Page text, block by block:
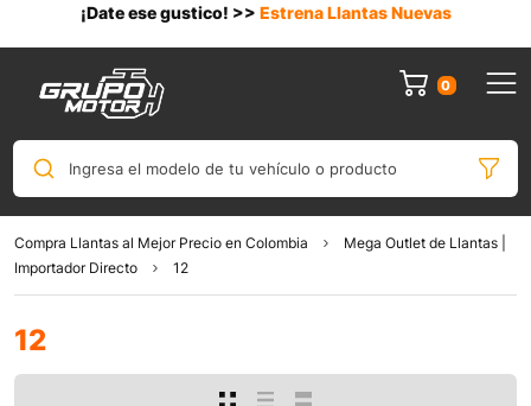
¡Date ese gustico! >> Estrena Llantas Nuevas
0
Ingresa el modelo de tu vehículo o producto
Compra Llantas al Mejor Precio en Colombia
Mega Outlet de Llantas |
Importador Directo
12
12